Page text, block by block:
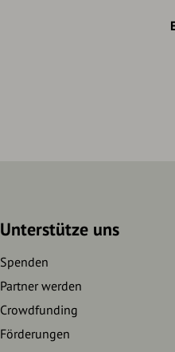
Unterstütze uns
Spenden
Partner werden
Crowdfunding
Förderungen